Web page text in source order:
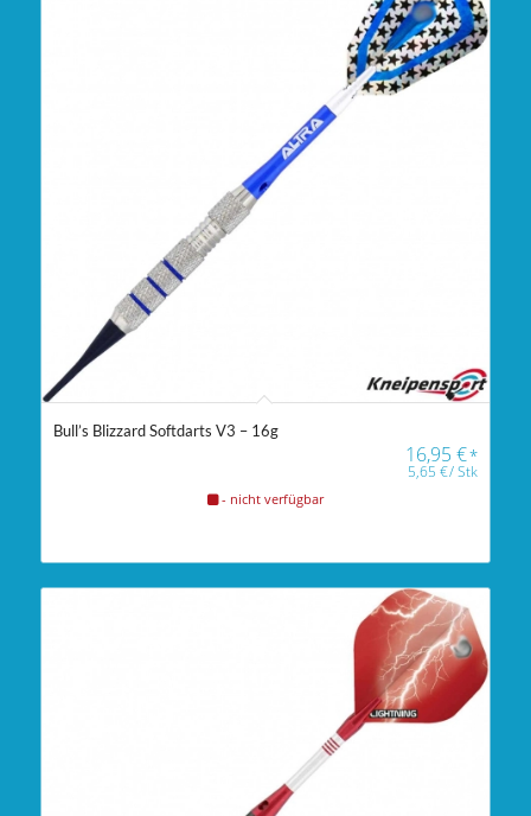
Bull’s Blizzard Softdarts V3 – 16g
16,95€*
5,65€/Stk
- nicht verfügbar